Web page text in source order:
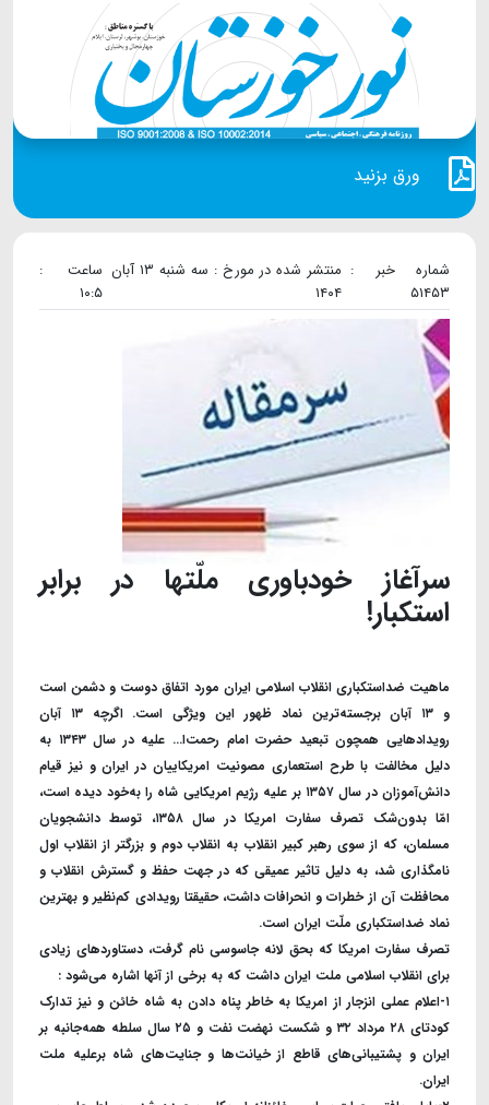
ورق بزنید
شماره خبر :
۵۱۴۵۳
منتشر شده در مورخ : سه شنبه ۱۳ آبان
۱۴۰۴
ساعت :
۱۰:۵
سرآغاز خودباوری ملّتها در برابر
استکبار!
ماهیت ضد‌استکباری انقلاب اسلامی ایران مورد اتفاق دوست و دشمن است
و ۱۳ آبان برجسته‌ترین نماد ظهور این ویژگی است. اگرچه ۱۳ آبان
رویدادهایی همچون تبعید حضرت امام رحمت‌ا... علیه در سال ۱۳۴۳ به
دلیل مخالفت با طرح استعماری مصونیت امریکاییان در ایران و نیز قیام
دانش‌آموزان در سال ۱۳۵۷ بر‌ علیه رژیم امریکایی شاه را به‌خود دیده است،
امّا بدون‌شک تصرف سفارت امریکا در سال ۱۳۵۸، توسط دانشجویان
مسلمان، که از سوی رهبر کبیر انقلاب به انقلاب دوم و بزرگتر از انقلاب اول
نامگذاری شد، به دلیل تاثیر عمیقی که در جهت حفظ و گسترش انقلاب و
محافظت آن از خطرات و انحرافات داشت، حقیقتا رویدادی کم‌نظیر و بهترین
نماد ضد‌استکباری ملّت ایران است.
تصرف سفارت امریکا که بحق لانه جاسوسی نام گرفت، دستاوردهای زیادی
برای انقلاب اسلامی ملت ایران داشت که به برخی از آنها اشاره می‌شود :
۱-اعلام عملی انزجار از امریکا به خاطر پناه دادن به شاه خائن و نیز تدارک
کودتای ۲۸ مرداد ۳۲ و شکست نهضت نفت و ۲۵ سال سلطه همه‌جانبه بر
ایران و پشتیبانی‌های قاطع از خیانت‌ها و جنایت‌های شاه بر‌علیه ملت
ایران.